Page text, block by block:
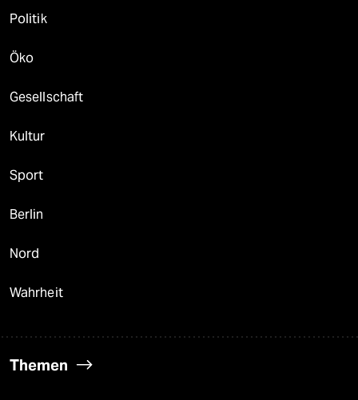
Politik
Öko
Gesellschaft
Kultur
Sport
Berlin
Nord
Wahrheit
Themen